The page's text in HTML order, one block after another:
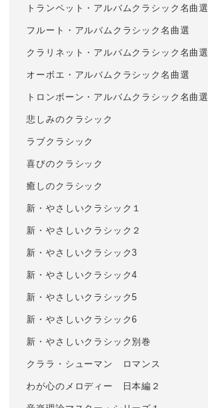
トランペット・アルバムクラシック名曲選
フルート・アルバムクラシック名曲選
クラリネット・アルバムクラシック名曲選
オーボエ・アルバムクラシック名曲選
トロンボーン・アルバムクラシック名曲選
悲しみのクラシック
ラブクラシック
喜びのクラシック
癒しのクラシック
新・やさしいクラシック１
新・やさしいクラシック２
新・やさしいクラシック3
新・やさしいクラシック4
新・やさしいクラシック5
新・やさしいクラシック6
新・やさしいクラシック別巻
クララ・シューマン ロマンス
わが心のメロディー 日本編２